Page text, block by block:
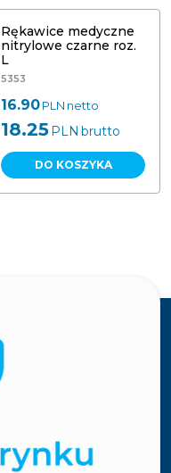
Rękawice medyczne
nitrylowe czarne roz.
L
5353
16.90PLN netto
18.25PLN brutto
DO KOSZYKA